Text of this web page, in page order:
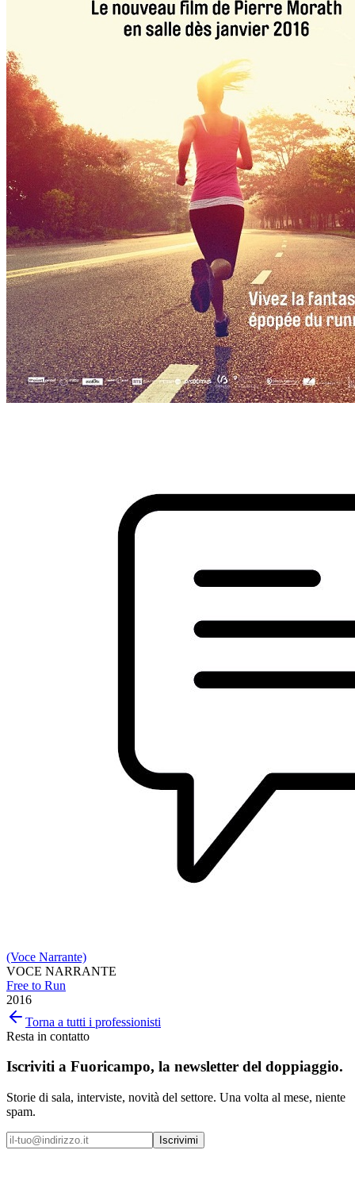
(Voce Narrante)
VOCE NARRANTE
Free to Run
2016
Torna a tutti i professionisti
Resta in contatto
Iscriviti a Fuoricampo, la newsletter del doppiaggio.
Storie di sala, interviste, novità del settore. Una volta al mese, niente
spam.
Iscrivimi